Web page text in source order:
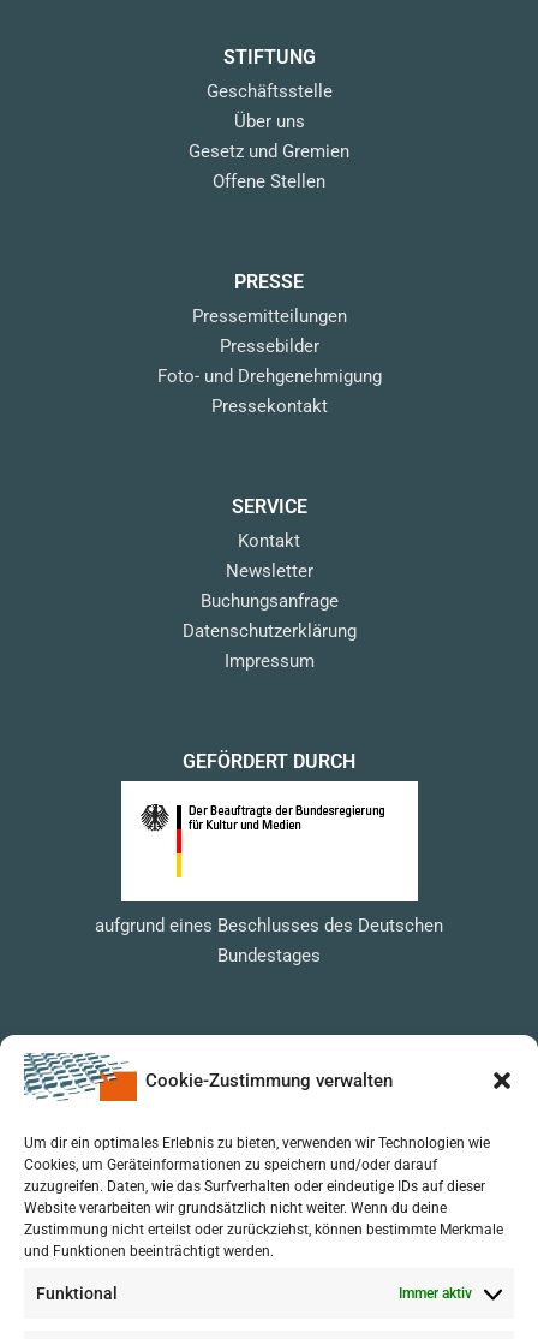
Cookie-Zustimmung verwalten
Um dir ein optimales Erlebnis zu bieten, verwenden wir Technologien wie
Cookies, um Geräteinformationen zu speichern und/oder darauf
zuzugreifen. Daten, wie das Surfverhalten oder eindeutige IDs auf dieser
Website verarbeiten wir grundsätzlich nicht weiter. Wenn du deine
Zustimmung nicht erteilst oder zurückziehst, können bestimmte Merkmale
und Funktionen beeinträchtigt werden.
Funktional Immer aktiv
STIFTUNG
Geschäftsstelle
Über uns
Gesetz und Gremien
Offene Stellen
PRESSE
Pressemitteilungen
Pressebilder
Foto- und Drehgenehmigung
Pressekontakt
SERVICE
Kontakt
Newsletter
Buchungsanfrage
Datenschutzerklärung
Impressum
GEFÖRDERT DURCH
aufgrund eines Beschlusses des Deutschen
Bundestages